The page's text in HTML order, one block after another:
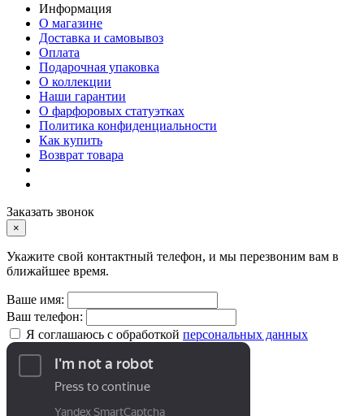
Информация
О магазине
Доставка и самовывоз
Оплата
Подарочная упаковка
О коллекции
Наши гарантии
О фарфоровых статуэтках
Политика конфиденциальности
Как купить
Возврат товара
Заказать звонок
×
Укажите свой контактный телефон, и мы перезвоним вам в
ближайшее время.
Ваше имя:
Ваш телефон:
Я соглашаюсь с обработкой персональных данных